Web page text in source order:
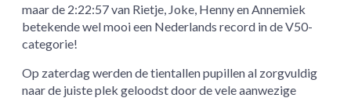
maar de 2:22:57 van Rietje, Joke, Henny en Annemiek
betekende wel mooi een Nederlands record in de V50-
categorie!
Op zaterdag werden de tientallen pupillen al zorgvuldig
naar de juiste plek geloodst door de vele aanwezige